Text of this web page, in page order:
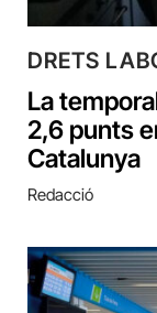
DRETS
La
2,6 punts
Catalunya
Redacció